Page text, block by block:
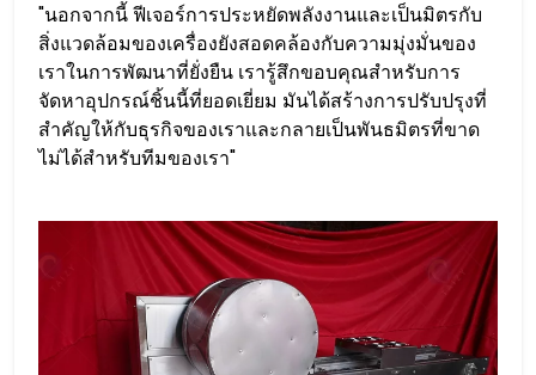
"นอกจากนี้ ฟีเจอร์การประหยัดพลังงานและเป็นมิตรกับ
สิ่งแวดล้อมของเครื่องยังสอดคล้องกับความมุ่งมั่นของ
เราในการพัฒนาที่ยั่งยืน เรารู้สึกขอบคุณสำหรับการ
จัดหาอุปกรณ์ชิ้นนี้ที่ยอดเยี่ยม มันได้สร้างการปรับปรุงที่
สำคัญให้กับธุรกิจของเราและกลายเป็นพันธมิตรที่ขาด
ไม่ได้สำหรับทีมของเรา"